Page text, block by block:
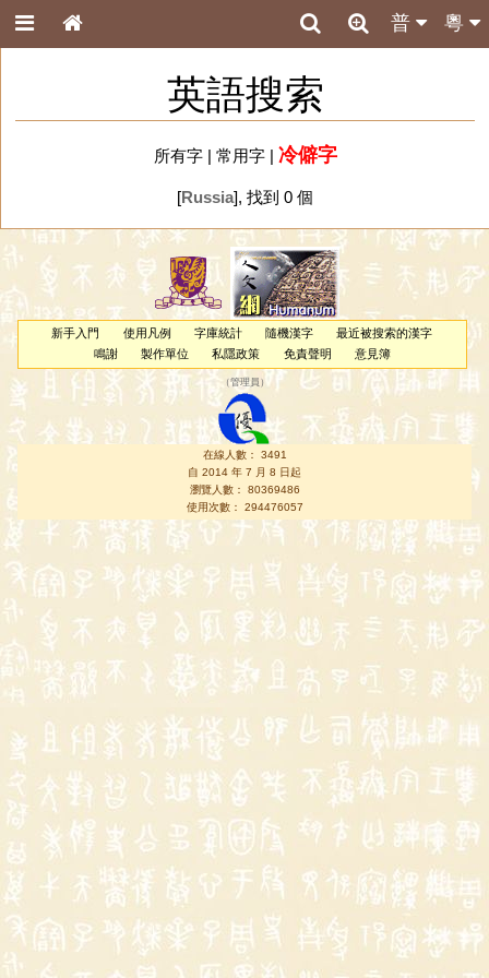
粵
普
英語搜索
所有字| 常用字| 冷僻字
[Russia], 找到 0 個
新手入門 使用凡例 字庫統計 隨機漢字
最近被搜索的漢字
鳴謝
製作單位 私隱政策 免責聲明 意見簿
（管理員 ）
在線人數： 3491
自 2014 年 7 月 8 日起
瀏覽人數： 80369486
使用次數： 294476057